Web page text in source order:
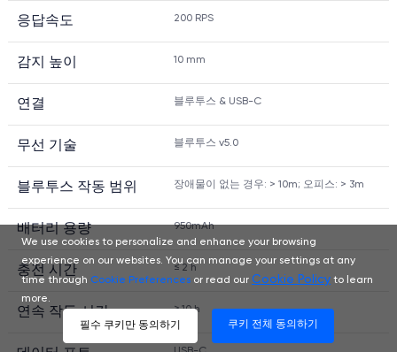
응답속도 200 RPS
감지 높이 10 mm
연결 블루투스 & USB-C
무선 기술 블루투스 v5.0
블루투스 작동 범위 장애물이 없는 경우: > 10m; 오피스: > 3m
배터리 용량 950mAh
충전 시간 ≤ 2 h
연속 작동 시간 ≥ 10 h
We use cookies to personalize and enhance your browsing
experience on our websites. You can manage your settings at any
time through Cookie Preferences or read our Cookie Policy to learn
more.
필수 쿠키만 동의하기 쿠키 전체 동의하기